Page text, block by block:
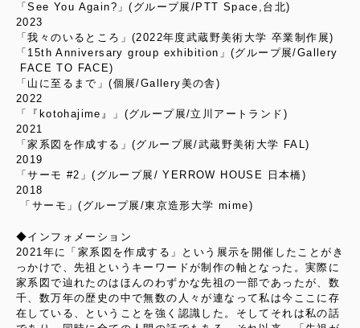
「See You Again?」(グループ展/PTT Space,台北)
2023
「我々のいるところ」(2022年度武蔵野美術大学 卒業制作展)
「15th Anniversary group exhibition」(グループ展/Gallery
FACE TO FACE)
「山に至るまで」(個展/Gallery美の舎)
2022
「『kotohajime』」(グループ展/立川アートランド)
2021
「家系図を作成する」(グループ展/武蔵野美術大学 FAL)
2019
「サーモ #2」(グループ展/ YERROW HOUSE 日本橋)
2018
「サーモ」(グループ展/東京造形大学 mime)
◆インフォメーション
2021年に「家系図を作成する」という展示を開催したことがき
っかけで、先祖というキーワードが制作の軸となった。実際に
家系図で辿れたのはほんのわずかな先祖の一部であったが、数
千、数万年の歴史の中で無数の人々が連なって私は今ここに存
在している、ということを強く認識した。そしてそれは私の話